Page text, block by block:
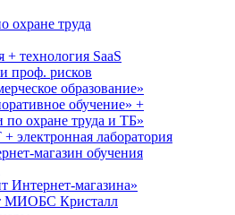
охране труда
+ технология SaaS
проф. рисков
образование»
обучение» +
по охране труда и ТБ»
электронная лаборатория
магазин обучения
Интернет-магазина»
МИОБС Кристалл